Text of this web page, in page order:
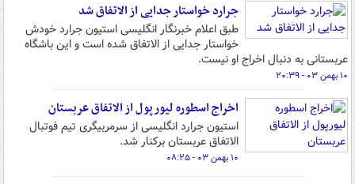
جرارد خواستار جدایی از الاتفاق شد
طبق اعلام خبرنگار انگلیسی استیون جرارد خودش
خواستار جدایی از الاتفاق شده است و این باشگاه
عربستانی به دنبال اخراج او نیست.
۱۰ بهمن ۰۳ - ۲۰:۳۹
اخراج اسطوره لیورپول از الاتفاق عربستان
استیون جرارد انگلیسی از سرمربیگری تیم فوتبال
الاتفاق عربستان برکنار شد.
۱۰ بهمن ۰۳ - ۰۸:۲۵